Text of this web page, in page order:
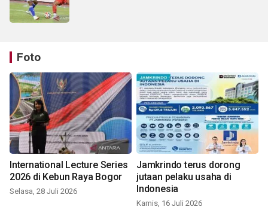
Foto
International Lecture Series
2026 di Kebun Raya Bogor
Selasa, 28 Juli 2026
Jamkrindo terus dorong
jutaan pelaku usaha di
Indonesia
Kamis, 16 Juli 2026